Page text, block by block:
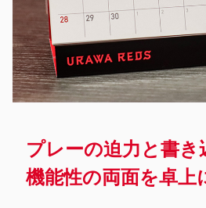
プレーの迫力と書き
機能性の両面を卓上